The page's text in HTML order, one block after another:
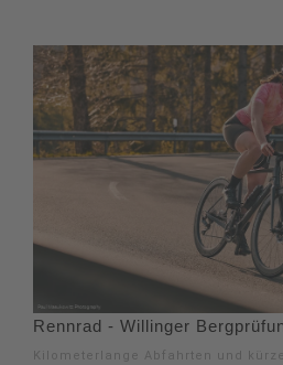
Rennrad - Willinger
Kilometerlange Abfahrten und